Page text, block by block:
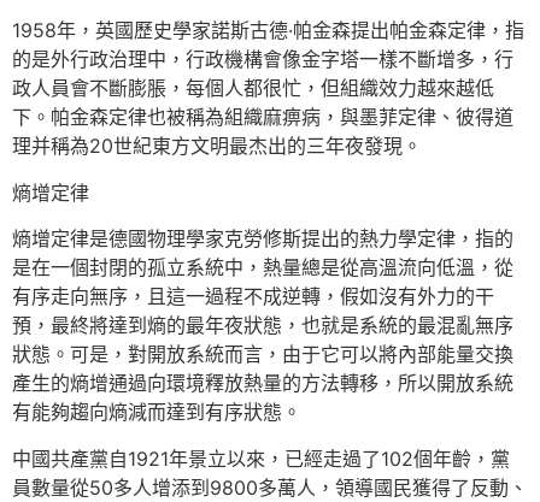
1958年，英國歷史學家諾斯古德·帕金森提出帕金森定律，指
的是外行政治理中，行政機構會像金字塔一樣不斷增多，行
政人員會不斷膨脹，每個人都很忙，但組織效力越來越低
下。帕金森定律也被稱為組織麻痹病，與墨菲定律、彼得道
理并稱為20世紀東方文明最杰出的三年夜發現。
熵增定律
熵增定律是德國物理學家克勞修斯提出的熱力學定律，指的
是在一個封閉的孤立系統中，熱量總是從高溫流向低溫，從
有序走向無序，且這一過程不成逆轉，假如沒有外力的干
預，最終將達到熵的最年夜狀態，也就是系統的最混亂無序
狀態。可是，對開放系統而言，由于它可以將內部能量交換
產生的熵增通過向環境釋放熱量的方法轉移，所以開放系統
有能夠趨向熵減而達到有序狀態。
中國共產黨自1921年景立以來，已經走過了102個年齡，黨
員數量從50多人增添到9800多萬人，領導國民獲得了反動、